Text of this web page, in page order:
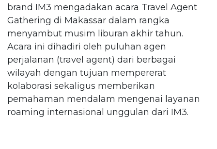
brand IM3 mengadakan acara Travel Agent
Gathering di Makassar dalam rangka
menyambut musim liburan akhir tahun.
Acara ini dihadiri oleh puluhan agen
perjalanan (travel agent) dari berbagai
wilayah dengan tujuan mempererat
kolaborasi sekaligus memberikan
pemahaman mendalam mengenai layanan
roaming internasional unggulan dari IM3.